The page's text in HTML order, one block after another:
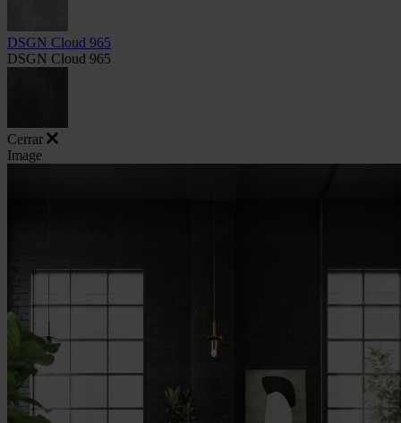
DSGN Cloud 965
DSGN Cloud 965
Cerrar
Image